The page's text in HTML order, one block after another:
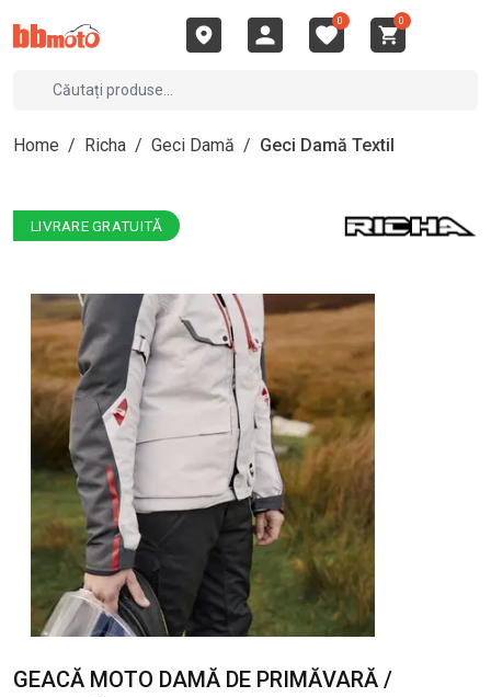
0 0
Home / Richa / Geci Damă / Geci Damă Textil
LIVRARE GRATUITĂ
GEACĂ MOTO DAMĂ DE PRIMĂVARĂ /